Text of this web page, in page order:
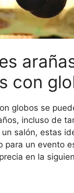
con
globos se
incluso de
salón, estas
para un evento
en la